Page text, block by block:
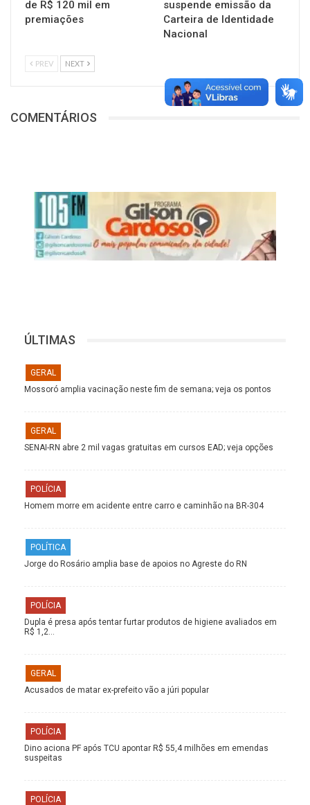
de R$ 120 mil em
premiações
suspende emissão da
Carteira de Identidade
Nacional
PREV NEXT
COMENTÁRIOS
ÚLTIMAS
GERAL
Mossoró amplia vacinação neste fim de semana; veja os pontos
GERAL
SENAI-RN abre 2 mil vagas gratuitas em cursos EAD; veja opções
POLÍCIA
Homem morre em acidente entre carro e caminhão na BR-304
POLÍTICA
Jorge do Rosário amplia base de apoios no Agreste do RN
POLÍCIA
Dupla é presa após tentar furtar produtos de higiene avaliados em
R$ 1,2…
GERAL
Acusados de matar ex-prefeito vão a júri popular
POLÍCIA
Dino aciona PF após TCU apontar R$ 55,4 milhões em emendas
suspeitas
POLÍCIA